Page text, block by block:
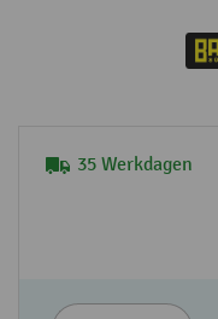
35 Werkdagen